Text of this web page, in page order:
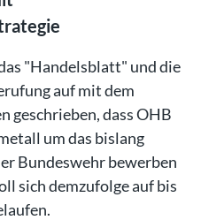
"Handelsblatt" und die
auf mit dem
geschrieben, dass OHB
um das bislang
Bundeswehr bewerben
sich demzufolge auf bis